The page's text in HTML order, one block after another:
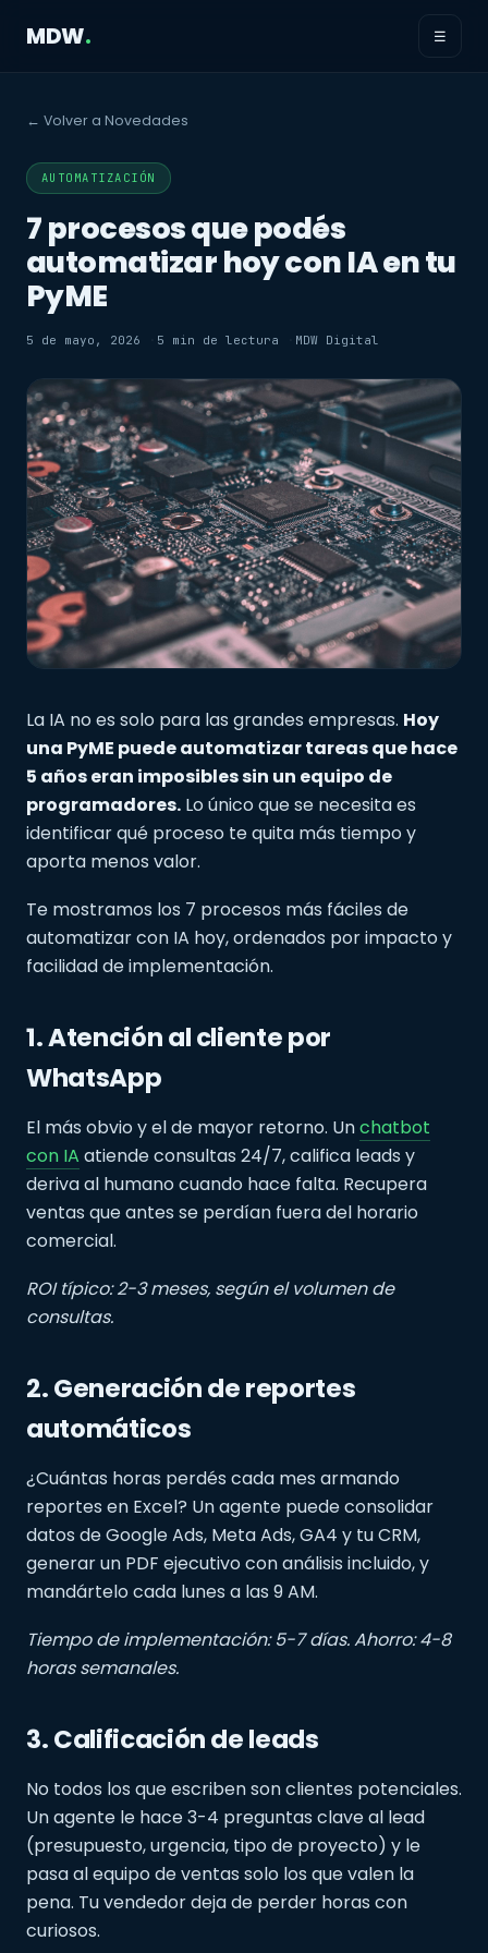
MDW. ☰
← Volver a Novedades
AUTOMATIZACIÓN
7 procesos que podés
automatizar hoy con IA en tu
PyME
5 de mayo, 2026 5 min de lectura MDW Digital
La IA no es solo para las grandes empresas. Hoy
una PyME puede automatizar tareas que hace
5 años eran imposibles sin un equipo de
programadores. Lo único que se necesita es
identificar qué proceso te quita más tiempo y
aporta menos valor.
Te mostramos los 7 procesos más fáciles de
automatizar con IA hoy, ordenados por impacto y
facilidad de implementación.
1. Atención al cliente por
WhatsApp
El más obvio y el de mayor retorno. Unchatbot
con IA atiende consultas 24/7, califica leads y
deriva al humano cuando hace falta. Recupera
ventas que antes se perdían fuera del horario
comercial.
ROI típico: 2-3 meses, según el volumen de
consultas.
2. Generación de reportes
automáticos
¿Cuántas horas perdés cada mes armando
reportes en Excel? Un agente puede consolidar
datos de Google Ads, Meta Ads, GA4 y tu CRM,
generar un PDF ejecutivo con análisis incluido, y
mandártelo cada lunes a las 9 AM.
Tiempo de implementación: 5-7 días. Ahorro: 4-8
horas semanales.
3. Calificación de leads
No todos los que escriben son clientes potenciales.
Un agente le hace 3-4 preguntas clave al lead
(presupuesto, urgencia, tipo de proyecto) y le
pasa al equipo de ventas solo los que valen la
pena. Tu vendedor deja de perder horas con
curiosos.